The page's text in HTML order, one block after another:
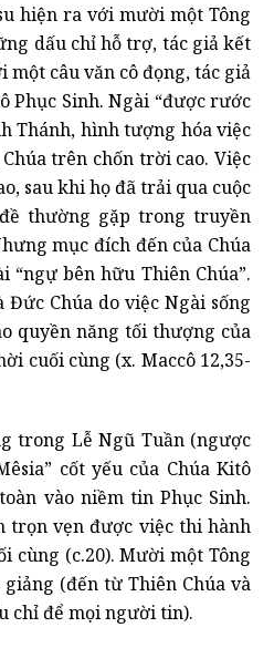
hiện ra với mười một Tông
dấu chỉ hỗ trợ, tác giả kết
câu văn cô đọng, tác giả
Phục Sinh. Ngài “được rước
Thánh, hình tượng hóa việc
trên chốn trời cao. Việc
sau khi họ đã trải qua cuộc
thường gặp trong truyền
mục đích đến của Chúa
bên hữu Thiên Chúa”.
Chúa do việc Ngài sống
quyền năng tối thượng của
cuối cùng (x. Maccô 12,35-
trong Lễ Ngũ Tuần (ngược
cốt yếu của Chúa Kitô
vào niềm tin Phục Sinh.
trọn vẹn được việc thi hành
cùng (c.20). Mười một Tông
(đến từ Thiên Chúa và
chỉ để mọi người tin).